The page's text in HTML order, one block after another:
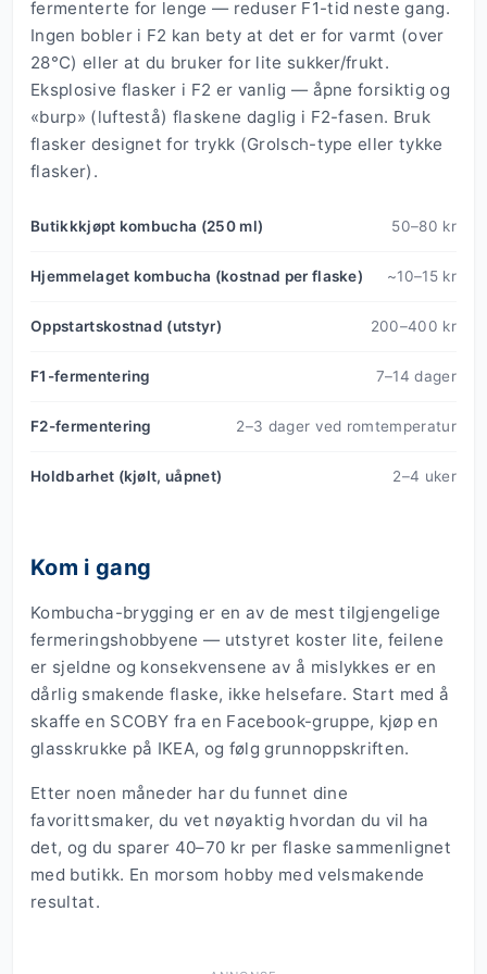
fermenterte for lenge — reduser F1-tid neste gang.
Ingen bobler i F2 kan bety at det er for varmt (over
28°C) eller at du bruker for lite sukker/frukt.
Eksplosive flasker i F2 er vanlig — åpne forsiktig og
«burp» (luftestå) flaskene daglig i F2-fasen. Bruk
flasker designet for trykk (Grolsch-type eller tykke
flasker).
Butikkkjøpt kombucha (250 ml) 50–80 kr
Hjemmelaget kombucha (kostnad per flaske) ~10–15 kr
Oppstartskostnad (utstyr) 200–400 kr
F1-fermentering 7–14 dager
F2-fermentering 2–3 dager ved romtemperatur
Holdbarhet (kjølt, uåpnet) 2–4 uker
Kom i gang
Kombucha-brygging er en av de mest tilgjengelige
fermeringshobbyene — utstyret koster lite, feilene
er sjeldne og konsekvensene av å mislykkes er en
dårlig smakende flaske, ikke helsefare. Start med å
skaffe en SCOBY fra en Facebook-gruppe, kjøp en
glasskrukke på IKEA, og følg grunnoppskriften.
Etter noen måneder har du funnet dine
favorittsmaker, du vet nøyaktig hvordan du vil ha
det, og du sparer 40–70 kr per flaske sammenlignet
med butikk. En morsom hobby med velsmakende
resultat.